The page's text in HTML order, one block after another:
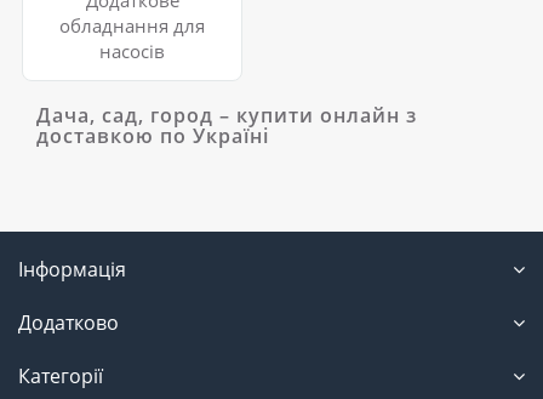
обладнання для
насосів
Дача, сад, город – купити онлайн з
доставкою по Україні
Інформація
Додатково
Категорії